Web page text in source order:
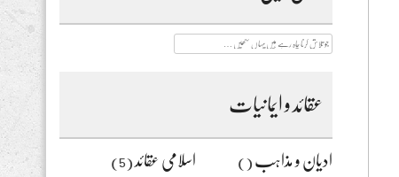
تلاش
عقائد و ایمانیات
اسلامی عقائد (5) ادیان و مذاہب ()